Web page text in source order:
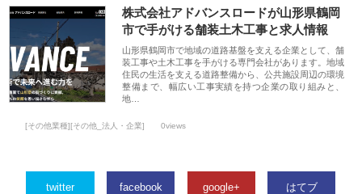
株式会社アドバンスロードが山形県鶴岡
市で手がける舗装土木工事と求人情報
山形県鶴岡市で地域の道路基盤を支える企業として、舗
装工事や土木工事を手がける専門会社があります。地域
住民の生活を支える道路整備から、公共施設周辺の環境
整備まで、幅広い工事実績を持つ企業の取り組みと、
地…
[その他業種][その他_法人・企業] 0views
twitter facebook google+ はてブ